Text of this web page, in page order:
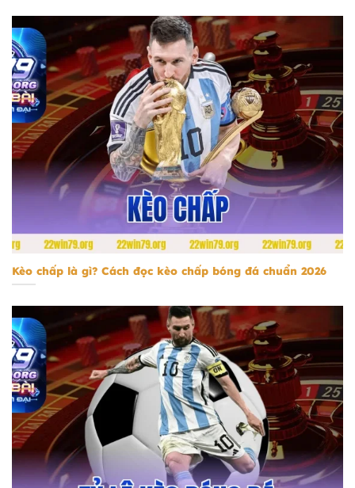
Kèo chấp là gì? Cách đọc kèo chấp bóng đá chuẩn 2026